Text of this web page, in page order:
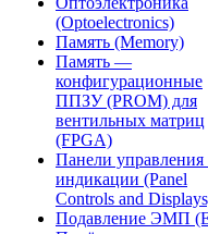
(Optoelectronics)
Память (Memory)
Память —
конфигурационные
ППЗУ (PROM) для
вентильных матриц
(FPGA)
Панели управления
индикации (Panel
Controls and
Подавление ЭМП